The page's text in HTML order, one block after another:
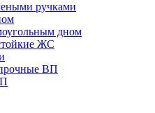
ручками
дном
ЖС
ВП